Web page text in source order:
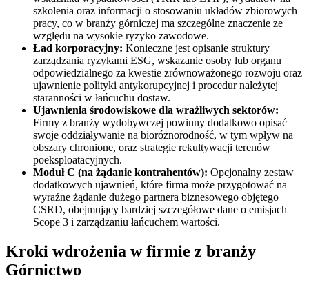
szkolenia oraz informacji o stosowaniu układów zbiorowych
pracy, co w branży górniczej ma szczególne znaczenie ze
względu na wysokie ryzyko zawodowe.
Ład korporacyjny: Konieczne jest opisanie struktury
zarządzania ryzykami ESG, wskazanie osoby lub organu
odpowiedzialnego za kwestie zrównoważonego rozwoju oraz
ujawnienie polityki antykorupcyjnej i procedur należytej
staranności w łańcuchu dostaw.
Ujawnienia środowiskowe dla wrażliwych sektorów:
Firmy z branży wydobywczej powinny dodatkowo opisać
swoje oddziaływanie na bioróżnorodność, w tym wpływ na
obszary chronione, oraz strategie rekultywacji terenów
poeksploatacyjnych.
Moduł C (na żądanie kontrahentów): Opcjonalny zestaw
dodatkowych ujawnień, które firma może przygotować na
wyraźne żądanie dużego partnera biznesowego objętego
CSRD, obejmujący bardziej szczegółowe dane o emisjach
Scope 3 i zarządzaniu łańcuchem wartości.
Kroki wdrożenia w firmie z branży
Górnictwo